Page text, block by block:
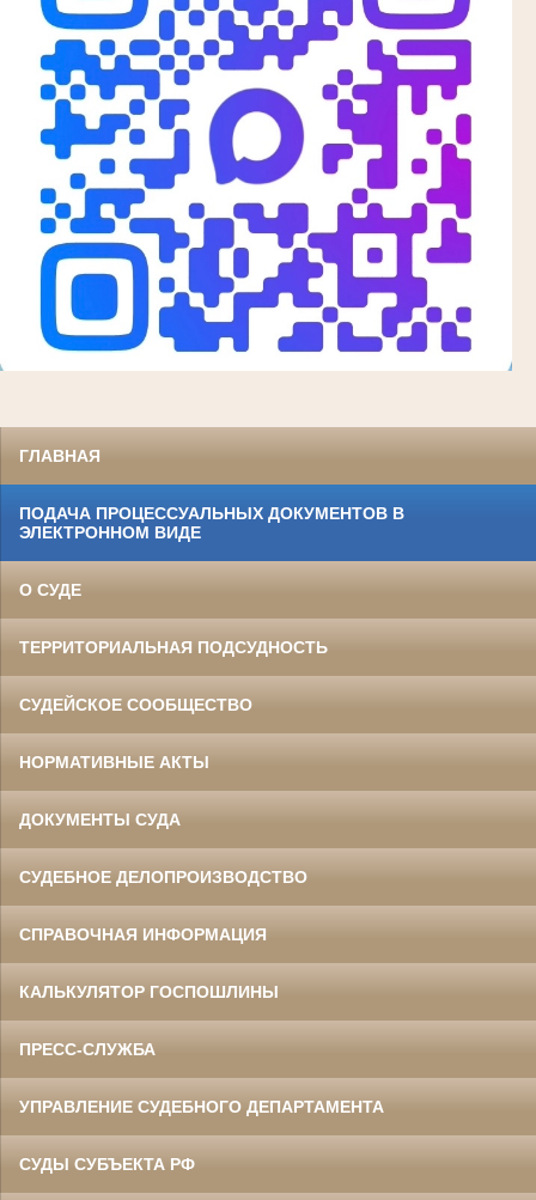
ГЛАВНАЯ
ПОДАЧА ПРОЦЕССУАЛЬНЫХ ДОКУМЕНТОВ В
ЭЛЕКТРОННОМ ВИДЕ
О СУДЕ
ТЕРРИТОРИАЛЬНАЯ ПОДСУДНОСТЬ
СУДЕЙСКОЕ СООБЩЕСТВО
НОРМАТИВНЫЕ АКТЫ
ДОКУМЕНТЫ СУДА
СУДЕБНОЕ ДЕЛОПРОИЗВОДСТВО
СПРАВОЧНАЯ ИНФОРМАЦИЯ
КАЛЬКУЛЯТОР ГОСПОШЛИНЫ
ПРЕСС-СЛУЖБА
УПРАВЛЕНИЕ СУДЕБНОГО ДЕПАРТАМЕНТА
СУДЫ СУБЪЕКТА РФ